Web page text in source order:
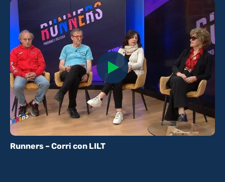
Runners – Corri con LILT